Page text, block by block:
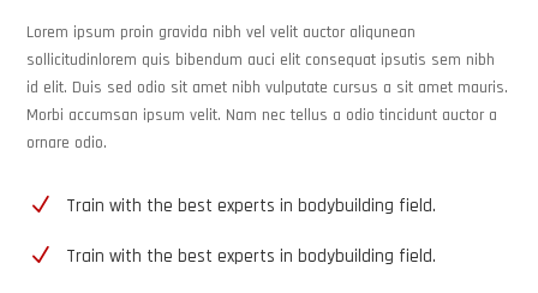
Lorem ipsum proin gravida nibh vel velit auctor aliqunean
sollicitudinlorem quis bibendum auci elit consequat ipsutis sem nibh
id elit. Duis sed odio sit amet nibh vulputate cursus a sit amet mauris.
Morbi accumsan ipsum velit. Nam nec tellus a odio tincidunt auctor a
ornare odio.
N Train with the best experts in bodybuilding field.
N Train with the best experts in bodybuilding field.